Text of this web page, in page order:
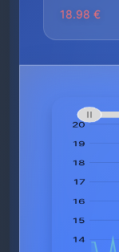
18.98 €